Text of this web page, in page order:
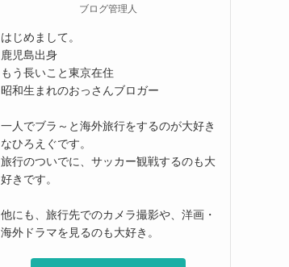
ブログ管理人
はじめまして。
鹿児島出身
もう長いこと東京在住
昭和生まれのおっさんブロガー
一人でブラ～と海外旅行をするのが大好き
なひろえぐです。
旅行のついでに、サッカー観戦するのも大
好きです。
他にも、旅行先でのカメラ撮影や、洋画・
海外ドラマを見るのも大好き。